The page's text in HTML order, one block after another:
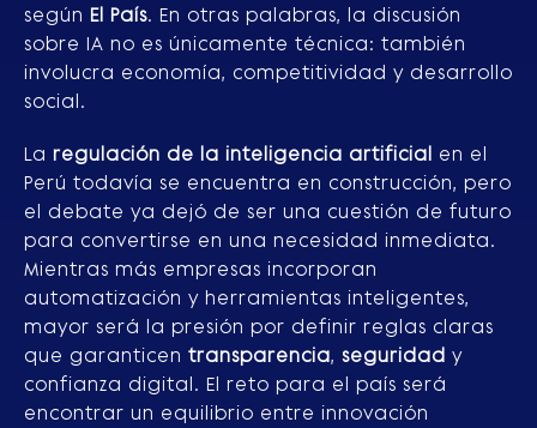
según El País. En otras palabras, la discusión
sobre IA no es únicamente técnica: también
involucra economía, competitividad y desarrollo
social.
La regulación de la inteligencia artificial en el
Perú todavía se encuentra en construcción, pero
el debate ya dejó de ser una cuestión de futuro
para convertirse en una necesidad inmediata.
Mientras más empresas incorporan
automatización y herramientas inteligentes,
mayor será la presión por definir reglas claras
que garanticen transparencia, seguridad y
confianza digital. El reto para el país será
encontrar un equilibrio entre innovación